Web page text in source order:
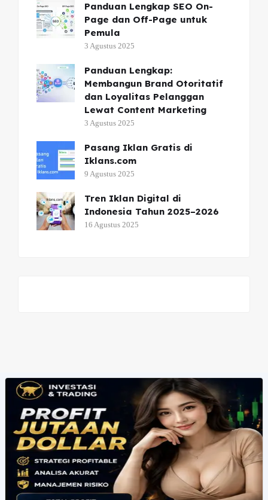
Panduan Lengkap SEO On-
Page dan Off-Page untuk
Pemula
3 Agustus 2025
Panduan Lengkap:
Membangun Brand Otoritatif
dan Loyalitas Pelanggan
Lewat Content Marketing
3 Agustus 2025
Pasang Iklan Gratis di
Iklans.com
9 Agustus 2025
Tren Iklan Digital di
Indonesia Tahun 2025–2026
16 Agustus 2025